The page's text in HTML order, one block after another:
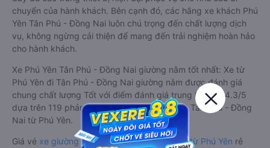
chuyển của hành khách. Bên cạnh đó, các hãng xe khách Phú
Yên Tân Phú - Đồng Nai luôn chú trọng đến chất lượng dịch
vụ, không ngừng cải thiện để mang đến trải nghiệm hoàn hảo
cho hành khách.
Xe Phú Yên Tân Phú - Đồng Nai giường nằm tốt nhất: Xe từ
Phú Yên đi Tân Phú - Đồng Nai giường nằm được đánh giá
chung chất lượng Tốt với điểm đánh giá trung bình từ 4.3/5
dựa trên 119 phản hồi của hành khách Xe về Tân Phú - Đồng
Nai từ Phú Yên.
Giá vé xe giường nằm đi Tân Phú - Đồng Nai từ Phú Yên rẻ